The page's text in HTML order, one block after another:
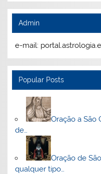
Admin
e-mail:
Popular Posts
Oração a São
de…
Oração de
qualquer tipo…